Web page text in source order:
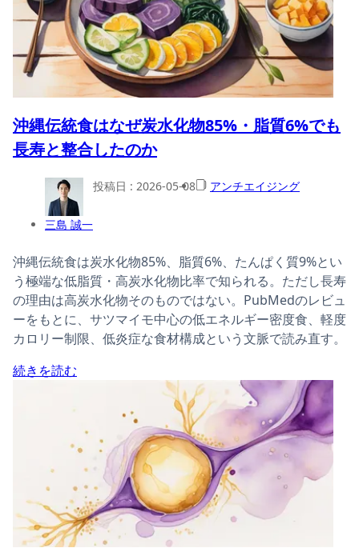
沖縄伝統食はなぜ炭水化物85%・脂質6%でも
長寿と整合したのか
三島 誠一
投稿日 : 2026-05-08 アンチエイジング
沖縄伝統食は炭水化物85%、脂質6%、たんぱく質9%とい
う極端な低脂質・高炭水化物比率で知られる。ただし長寿
の理由は高炭水化物そのものではない。PubMedのレビュ
ーをもとに、サツマイモ中心の低エネルギー密度食、軽度
カロリー制限、低炎症な食材構成という文脈で読み直す。
続きを読む